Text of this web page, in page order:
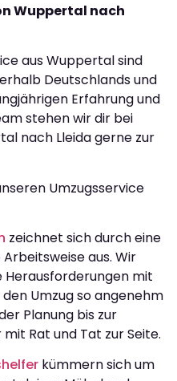
Wuppertal nach
aus Wuppertal sind
Deutschlands und
Erfahrung und
stehen wir dir bei
nach Lleida gerne zur
Umzugsservice
zeichnet sich durch eine
aus. Wir
Herausforderungen mit
Umzug so angenehm
Planung bis zur
Rat und Tat zur Seite.
kümmern sich um